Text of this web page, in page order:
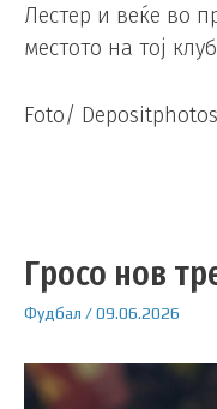
Лестер и веќе во
местото на тој
Foto/ Depositphotos
Гросо нов
Фудбал /09.06.2026